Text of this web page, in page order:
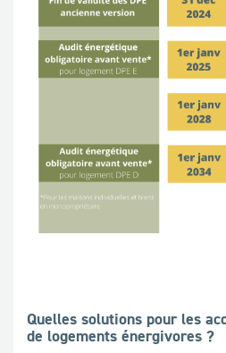
Quelles solutions pour les
de logements énergivores ?